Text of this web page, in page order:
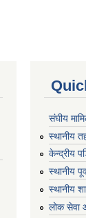
संघीय
स्थानीय
केन्द्रीय
स्थानीय
स्थानीय
लोक सेवा